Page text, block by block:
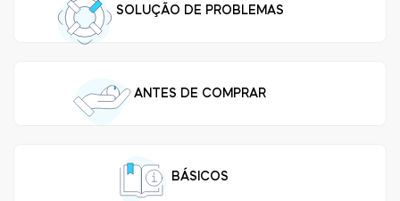
Integrações
Tedee PRO
LOJA
LOCALIZADOR DE LOJAS
SOLUÇÃO DE PROBLEMAS
ANTES DE COMPRAR
BÁSICOS